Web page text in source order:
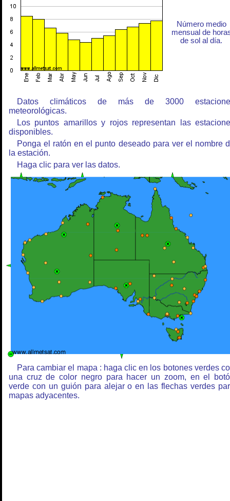
Número medio
mensual de
de sol al día.
Datos climáticos de más de 3000
meteorológicas.
Los puntos amarillos y rojos representan las
disponibles.
Ponga el ratón en el punto deseado para ver el nombre
la estación.
Haga clic para ver las datos.
Para cambiar el mapa : haga clic en los botones verdes
una cruz de color negro para hacer un zoom, en el
verde con un guión para alejar o en las flechas verdes
mapas adyacentes.